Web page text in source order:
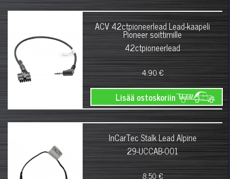
ACV 42ctpioneerlead Lead-kaapeli
Pioneer soittimille
42ctpioneerlead
4.90 €
Lisää ostoskoriin
InCarTec Stalk Lead Alpine
29-UCCAB-001
8.50 €